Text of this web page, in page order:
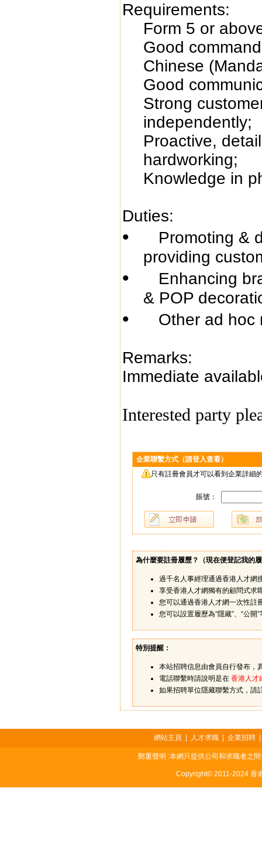
Requirements:
Form 5 or
Good
Chinese
Good
Strong
independently;
Proactive,
hardworking;
Knowledge in
Duties:
•
Promoting &
providing
•
Enhancing
& POP
• Other ad hoc
Remarks:
Immediate
Interested party
企業聯繫方式（請登入查看）
只有註冊會員才可以看到企業詳細
賬號：
為什麼要註冊履歷？（現在便登記我的
過千名人事經理通過香港人才網
享受香港人才網獨有的顧問式求
您可以通過香港人才網一次性註
您可以設置履歷為“隱藏”、“公
特別提醒：
本站招聘信息由會員自行發布，
電話聯繫時請說明是在 香港人才
如果招聘單位隱藏聯繫方式，請
網站主頁 人才求職 企業招聘
鄭重聲明 :本網只提供公司和求職者之
Copyright© 2011-2024 香